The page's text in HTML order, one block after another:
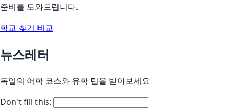
준비를 도와드립니다.
학교 찾기 비교
뉴스레터
독일의 어학 코스와 유학 팁을 받아보세요
Don't fill this: